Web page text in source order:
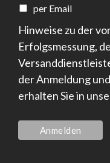
per Email
Hinweise zu der
Erfolgsmessung,
der Anmeldung
erhalten Sie in